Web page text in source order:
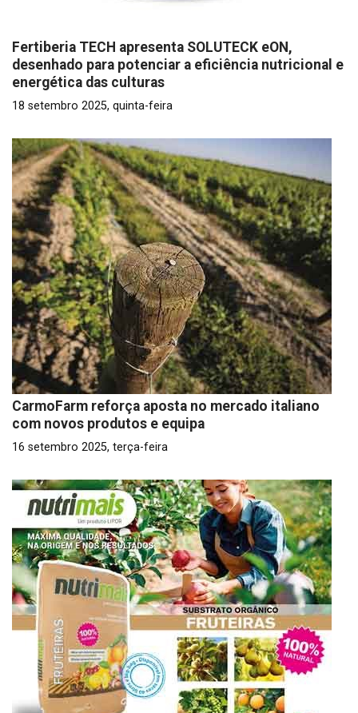
Fertiberia TECH apresenta SOLUTECK eON,
desenhado para potenciar a eficiência nutricional e
energética das culturas
18 setembro 2025, quinta-feira
CarmoFarm reforça aposta no mercado italiano
com novos produtos e equipa
16 setembro 2025, terça-feira